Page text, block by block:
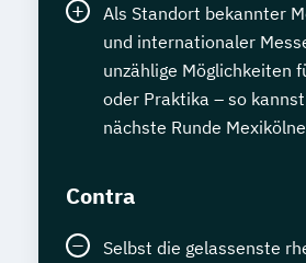
Als Standort bekannter
und internationaler
unzählige Möglichkeiten
oder Praktika – so
nächste Runde
Contra
Selbst die gelassenste